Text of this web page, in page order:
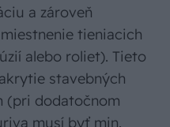
a zároveň
tieniacich
alebo roliet). Tieto
stavebných
(pri dodatočnom
musí byť min.